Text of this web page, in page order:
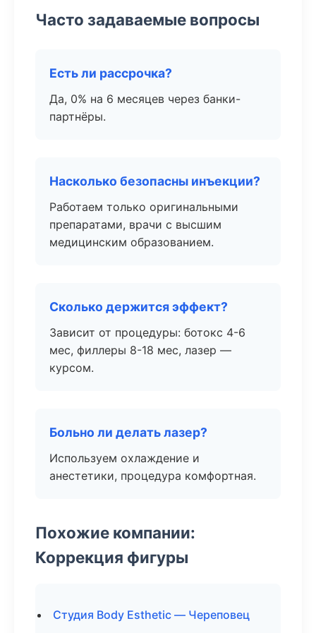
Часто задаваемые вопросы
Есть ли рассрочка?
Да, 0% на 6 месяцев через банки-
партнёры.
Насколько безопасны инъекции?
Работаем только оригинальными
препаратами, врачи с высшим
медицинским образованием.
Сколько держится эффект?
Зависит от процедуры: ботокс 4-6
мес, филлеры 8-18 мес, лазер —
курсом.
Больно ли делать лазер?
Используем охлаждение и
анестетики, процедура комфортная.
Похожие компании:
Коррекция фигуры
Студия Body Esthetic — Череповец